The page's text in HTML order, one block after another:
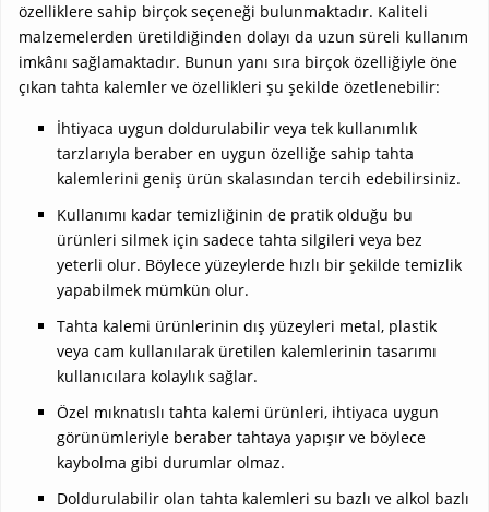
özelliklere sahip birçok seçeneği bulunmaktadır. Kaliteli
malzemelerden üretildiğinden dolayı da uzun süreli kullanım
imkânı sağlamaktadır. Bunun yanı sıra birçok özelliğiyle öne
çıkan tahta kalemler ve özellikleri şu şekilde özetlenebilir:
İhtiyaca uygun doldurulabilir veya tek kullanımlık
tarzlarıyla beraber en uygun özelliğe sahip tahta
kalemlerini geniş ürün skalasından tercih edebilirsiniz.
Kullanımı kadar temizliğinin de pratik olduğu bu
ürünleri silmek için sadece tahta silgileri veya bez
yeterli olur. Böylece yüzeylerde hızlı bir şekilde temizlik
yapabilmek mümkün olur.
Tahta kalemi ürünlerinin dış yüzeyleri metal, plastik
veya cam kullanılarak üretilen kalemlerinin tasarımı
kullanıcılara kolaylık sağlar.
Özel mıknatıslı tahta kalemi ürünleri, ihtiyaca uygun
görünümleriyle beraber tahtaya yapışır ve böylece
kaybolma gibi durumlar olmaz.
Doldurulabilir olan tahta kalemleri su bazlı ve alkol bazlı